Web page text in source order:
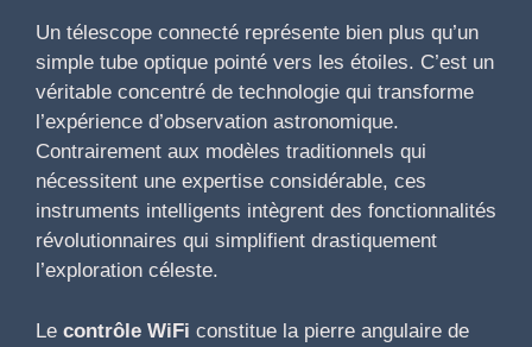
Un télescope connecté représente bien plus qu’un
simple tube optique pointé vers les étoiles. C’est un
véritable concentré de technologie qui transforme
l’expérience d’observation astronomique.
Contrairement aux modèles traditionnels qui
nécessitent une expertise considérable, ces
instruments intelligents intègrent des fonctionnalités
révolutionnaires qui simplifient drastiquement
l’exploration céleste.
Le contrôle WiFi constitue la pierre angulaire de